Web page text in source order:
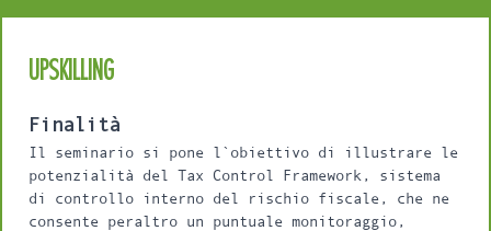
UPSKILLING
Finalità
Il seminario si pone l`obiettivo di illustrare le
potenzialità del Tax Control Framework, sistema
di controllo interno del rischio fiscale, che ne
consente peraltro un puntuale monitoraggio,